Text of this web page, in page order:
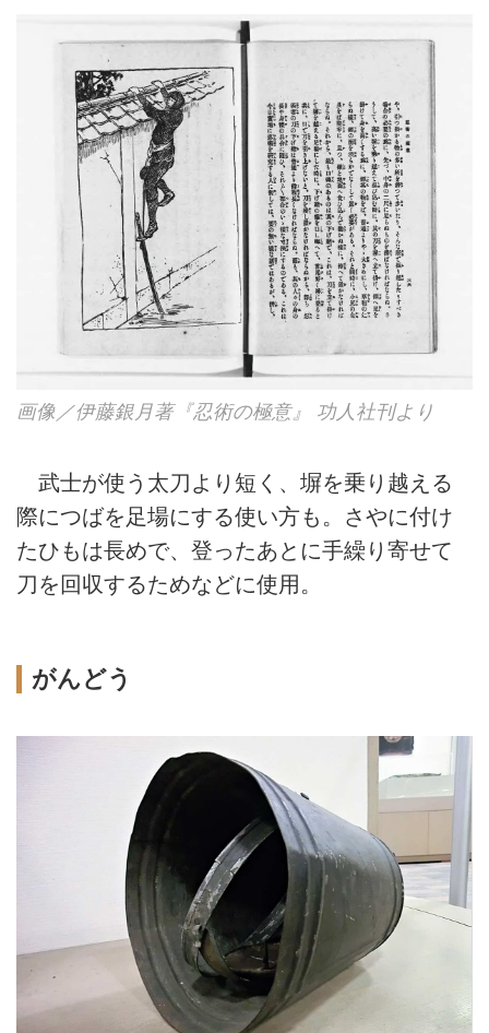
画像／伊藤銀月著『忍術の極意』 功人社刊より
武士が使う太刀より短く、塀を乗り越える
際につばを足場にする使い方も。さやに付け
たひもは長めで、登ったあとに手繰り寄せて
刀を回収するためなどに使用。
がんどう